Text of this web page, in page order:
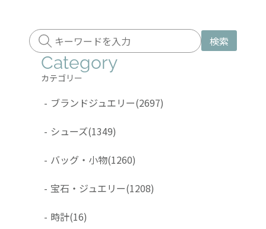
検索
Category
カテゴリー
- ブランドジュエリー(2697)
- シューズ(1349)
- バッグ・小物(1260)
- 宝石・ジュエリー(1208)
- 時計(16)